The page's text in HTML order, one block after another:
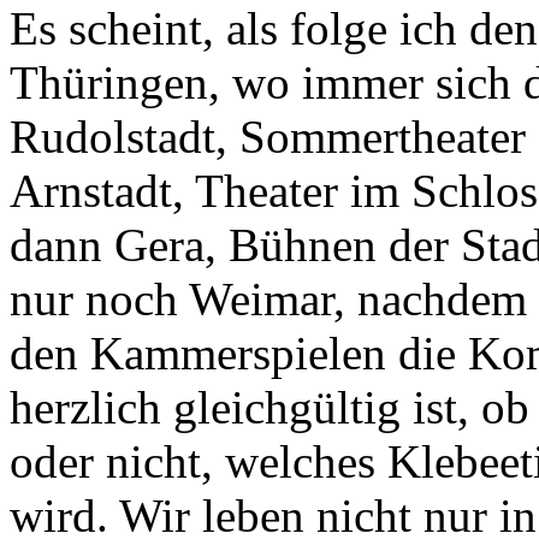
Es scheint, als folge ich
Thüringen, wo immer sich
Rudolstadt,
Arnstadt, Theater im
dann Gera, Bühnen der
nur noch Weimar,
den Kammerspielen die
herzlich gleichgültig ist,
oder nicht, welches
wird. Wir leben nicht nur